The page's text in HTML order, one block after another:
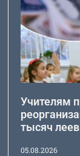
Учителям
тысяч леев
05.08.2026